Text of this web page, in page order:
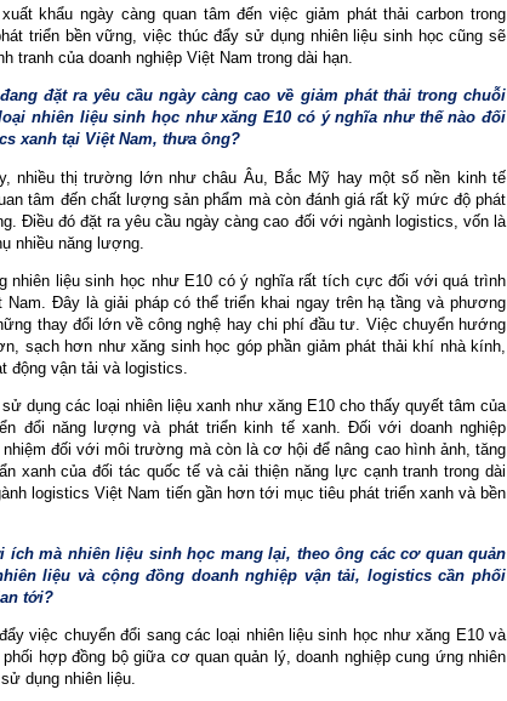
khẩu ngày càng quan tâm đến việc giảm phát thải carbon trong
triển bền vững, việc thúc đẩy sử dụng nhiên liệu sinh học cũng sẽ
tranh của doanh nghiệp Việt Nam trong dài hạn.
đặt ra yêu cầu ngày càng cao về giảm phát thải trong chuỗi
nhiên liệu sinh học như xăng E10 có ý nghĩa như thế nào đối
xanh tại Việt Nam, thưa ông?
nhiều thị trường lớn như châu Âu, Bắc Mỹ hay một số nền kinh tế
tâm đến chất lượng sản phẩm mà còn đánh giá rất kỹ mức độ phát
Điều đó đặt ra yêu cầu ngày càng cao đối với ngành logistics, vốn là
nhiều năng lượng.
nhiên liệu sinh học như E10 có ý nghĩa rất tích cực đối với quá trình
Đây là giải pháp có thể triển khai ngay trên hạ tầng và phương
thay đổi lớn về công nghệ hay chi phí đầu tư. Việc chuyển hướng
sạch hơn như xăng sinh học góp phần giảm phát thải khí nhà kính,
động vận tải và logistics.
dụng các loại nhiên liệu xanh như xăng E10 cho thấy quyết tâm của
đổi năng lượng và phát triển kinh tế xanh. Đối với doanh nghiệp
đối với môi trường mà còn là cơ hội để nâng cao hình ảnh, tăng
xanh của đối tác quốc tế và cải thiện năng lực cạnh tranh trong dài
logistics Việt Nam tiến gần hơn tới mục tiêu phát triển xanh và bền
mà nhiên liệu sinh học mang lại, theo ông các cơ quan quản
liệu và cộng đồng doanh nghiệp vận tải, logistics cần phối
tới?
việc chuyển đổi sang các loại nhiên liệu sinh học như xăng E10 và
hợp đồng bộ giữa cơ quan quản lý, doanh nghiệp cung ứng nhiên
dụng nhiên liệu.